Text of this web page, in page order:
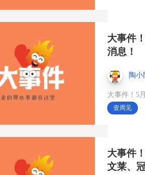
区专业买家
日#中国陶瓷
#瓷砖国际市
第45届中国
会·中国陶瓷
大事件
消息！
陶小
大事件！5
壹周见
大事件
文莱、